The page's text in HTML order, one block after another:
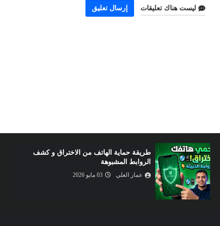
ليست هناك تعليقات إرسال تعليق
طريقة حماية الهاتف من الاختراق و كشف
الروابط المشبوهة
عمار العلي 03 مايو 2026